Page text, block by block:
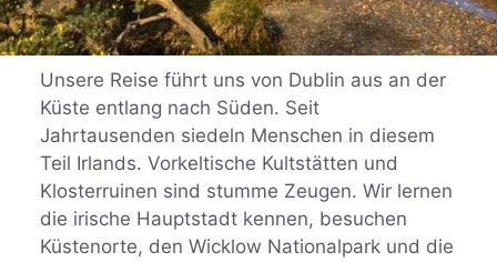
Unsere Reise führt uns von Dublin aus an der
Küste entlang nach Süden. Seit
Jahrtausenden siedeln Menschen in diesem
Teil Irlands. Vorkeltische Kultstätten und
Klosterruinen sind stumme Zeugen. Wir lernen
die irische Hauptstadt kennen, besuchen
Küstenorte, den Wicklow Nationalpark und die